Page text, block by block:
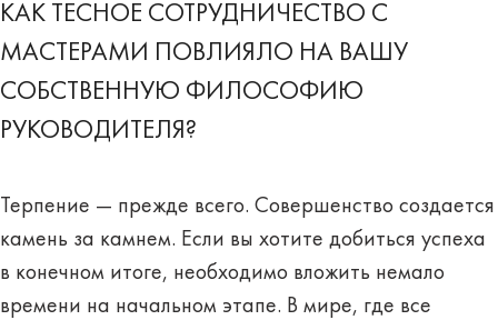
КАК ТЕСНОЕ СОТРУДНИЧЕСТВО С
МАСТЕРАМИ ПОВЛИЯЛО НА ВАШУ
СОБСТВЕННУЮ ФИЛОСОФИЮ
РУКОВОДИТЕЛЯ?
Терпение — прежде всего. Совершенство создается
камень за камнем. Если вы хотите добиться успеха
в конечном итоге, необходимо вложить немало
времени на начальном этапе. В мире, где все